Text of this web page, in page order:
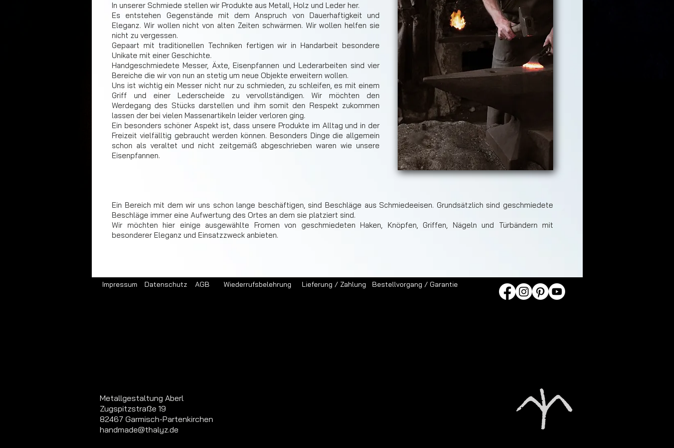
In unserer Schmiede stellen wir Produkte aus Metall, Holz und Leder her.
Es entstehen Gegenstände mit dem Anspruch von Dauerhaftigkeit und
Eleganz. Wir wollen nicht von alten Zeiten schwärmen. Wir wollen helfen sie
nicht zu vergessen.
Gepaart mit traditionellen Techniken fertigen wir in Handarbeit besondere
Unikate mit einer Geschichte.
Handgeschmiedete Messer, Äxte, Eisenpfannen und Lederarbeiten sind vier
Bereiche die wir von nun an stetig um neue Objekte erweitern wollen.
Uns ist wichtig ein Messer nicht nur zu schmieden, zu schleifen, es mit einem
Griff und einer Lederscheide zu vervollständigen. Wir möchten den
Werdegang des Stücks darstellen und ihm somit den Respekt zukommen
lassen der bei vielen Massenartikeln leider verloren ging.
Ein besonders schöner Aspekt ist, dass unsere Produkte im Alltag und in der
Freizeit vielfälltig gebraucht werden können. Besonders Dinge die allgemein
schon als veraltet und nicht zeitgemäß abgeschrieben waren wie unsere
Eisenpfannen.
Ein Bereich mit dem wir uns schon lange beschäftigen, sind Beschläge aus Schmiedeeisen. Grundsätzlich sind geschmiedete
Beschläge immer eine Aufwertung des Ortes an dem sie platziert sind.
Wir möchten hier einige ausgewählte Fromen von geschmiedeten Haken, Knöpfen, Griffen, Nägeln und Türbändern mit
besonderer Eleganz und Einsatzzweck anbieten.
Impressum Datenschutz AGB Wiederrufsbelehrung Lieferung / Zahlung Bestellvorgang / Garantie
Metallgestaltung Aberl
Zugspitzstraße 19
82467 Garmisch-Partenkirchen
handmade@thalyz.de